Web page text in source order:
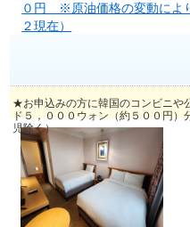
０円 ※原油価格の変動によ
２現在）
★お申込みの方に韓国のコンビニや
ド５，０００ウォン（約５００円）
児除く）